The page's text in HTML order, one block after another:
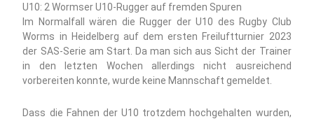
U10: 2 Wormser U10-Rugger auf fremden Spuren
Im Normalfall wären die Rugger der U10 des Rugby Club
Worms in Heidelberg auf dem ersten Freiluftturnier 2023
der SAS-Serie am Start. Da man sich aus Sicht der Trainer
in den letzten Wochen allerdings nicht ausreichend
vorbereiten konnte, wurde keine Mannschaft gemeldet.
Dass die Fahnen der U10 trotzdem hochgehalten wurden,